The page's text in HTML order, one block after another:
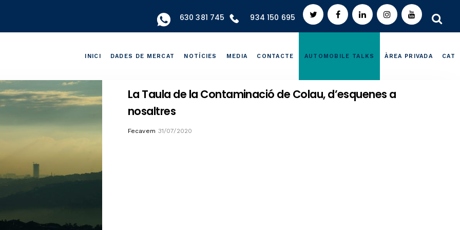
630 381 745 934 150 695
INICI DADES DE MERCAT NOTÍCIES MEDIA CONTACTE AUTOMOBILE TALKS ÀREA PRIVADA CAT
La Taula de la Contaminació de Colau, d’esquenes a
nosaltres
Author
Fecavem 31/07/2020